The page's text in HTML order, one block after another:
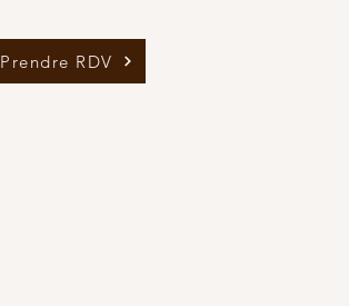
Prendre RDV